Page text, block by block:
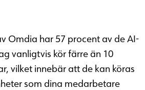
Omdia har 57 procent av de AI-
vanligtvis kör färre än 10
vilket innebär att de kan köras
som dina medarbetare